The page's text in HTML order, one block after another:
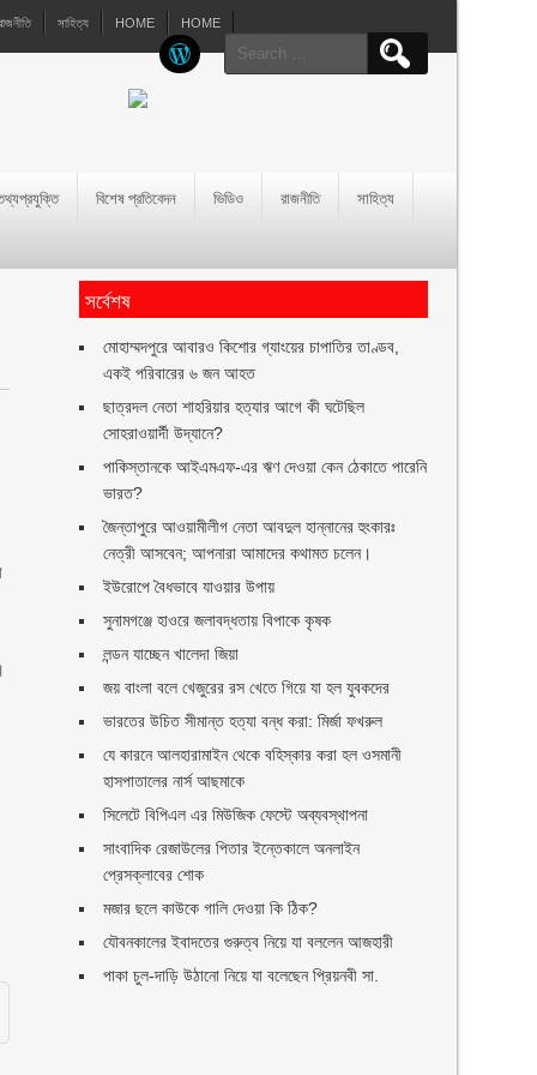
সাহিত্য HOME HOME
Search
for:
বিশেষ প্রতিবেদন ভিডিও রাজনীতি সাহিত্য
সর্বেশষ
মোহাম্মদপুরে আবারও কিশোর গ্যাংয়ের চাপাতির তাণ্ডব,
একই পরিবারের ৬ জন আহত
ছাত্রদল নেতা শাহরিয়ার হত্যার আগে কী ঘটেছিল
সোহরাওয়ার্দী উদ্যানে?
পাকিস্তানকে আইএমএফ-এর ঋণ দেওয়া কেন ঠেকাতে পারেনি
ভারত?
জৈন্তাপুরে আওয়ামীলীগ নেতা আবদুল হান্নানের হুংকারঃ
নেত্রী আসবেন; আপনারা আমাদের কথামত চলেন।
ইউরোপে বৈধভাবে যাওয়ার উপায়
সুনামগঞ্জে হাওরে জলাবদ্ধতায় বিপাকে কৃষক
লন্ডন যাচ্ছেন খালেদা জিয়া
জয় বাংলা বলে খেজুরের রস খেতে গিয়ে যা হল যুবকদের
ভারতের উচিত সীমান্ত হত্যা বন্ধ করা: মির্জা ফখরুল
যে কারনে আলহারামাইন থেকে বহিস্কার করা হল ওসমানী
হাসপাতালের নার্স আছমাকে
সিলেটে বিপিএল এর মিউজিক ফেস্টে অব্যবস্থাপনা
সাংবাদিক রেজাউলের পিতার ইন্তেকালে অনলাইন
প্রেসক্লাবের শোক
মজার ছলে কাউকে গালি দেওয়া কি ঠিক?
যৌবনকালের ইবাদতের গুরুত্ব নিয়ে যা বললেন আজহারী
পাকা চুল-দাড়ি উঠানো নিয়ে যা বলেছেন প্রিয়নবী সা.